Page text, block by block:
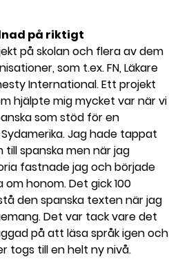
på riktigt
på skolan och flera av dem
som t.ex. FN, Läkare
International. Ett projekt
hjälpte mig mycket var när vi
som stöd för en
Jag hade tappat
spanska men när jag
fastnade jag och började
honom. Det gick 100
den spanska texten när jag
Det var tack vare det
på att läsa språk igen och
togs till en helt ny nivå.